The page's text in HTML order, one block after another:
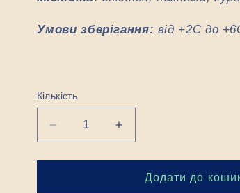
Умови зберігання: від +2С до
Кількість
Знизити
кількість
для
Підвищити
кількість
для
ХерсонДодати до